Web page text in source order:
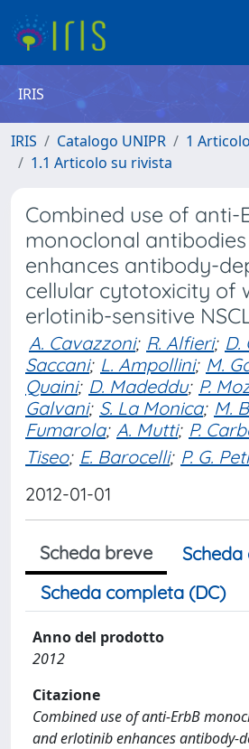
IRIS
IRIS Catalogo UNIPR
1
1.1 Articolo su rivista
Combined use of anti-
monoclonal
enhances antibody-
cellular cytotoxicity of
erlotinib-sensitive
A. Cavazzoni; R. Alfieri; D.
Saccani; L. Ampollini; M.
Quaini; D. Madeddu; P.
Galvani; S. La Monica; M.
Fumarola; A. Mutti; P.
Tiseo; E. Barocelli; P. G.
2012-01-01
Scheda breve
Scheda completa (DC)
Anno del prodotto
2012
Citazione
Combined use of anti-ErbB
and erlotinib enhances antibody-